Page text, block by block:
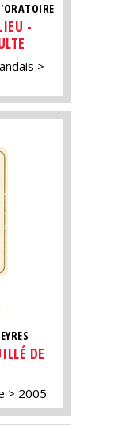
-
DE
2005